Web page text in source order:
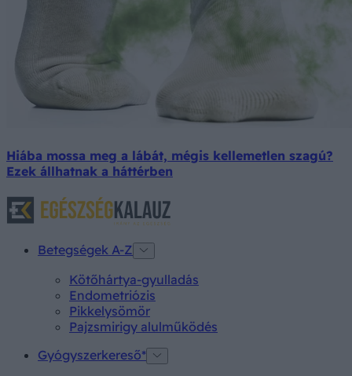
Hiába mossa meg a lábát, mégis kellemetlen szagú?
Ezek állhatnak a háttérben
Betegségek A-Z
Kötőhártya-gyulladás
Endometriózis
Pikkelysömör
Pajzsmirigy alulműködés
Gyógyszerkereső*